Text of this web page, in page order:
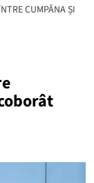
CUMPĂNA ȘI